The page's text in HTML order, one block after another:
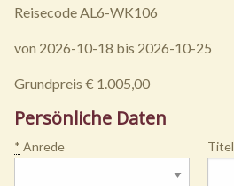
Reisecode AL6-WK106
von 2026-10-18 bis 2026-10-25
Grundpreis € 1.005,00
Persönliche Daten
* Anrede Titel